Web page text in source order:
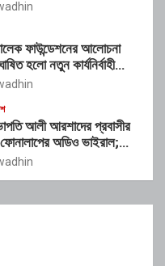
ফাউন্ডেশনের আলোচনা
হলো নতুন কার্যনির্বাহী
আলী আরশাদের প্রবাসীর
অডিও ভাইরাল;